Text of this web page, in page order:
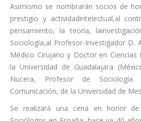
Asimismo se nombrarán socios de
prestigio y actividadintelectual,al
pensamiento, la teoría,
Sociología,al Profesor-Investigador D.
Médico Cirujano y Doctor en Ciencias
la Universidad de Guadalajara
Nucera, Profesor de
Comunicación, de la Universidad de
Se realizará una cena en honor